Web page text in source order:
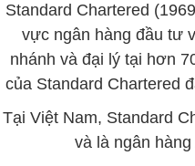
Standard Chartered
vực ngân hàng đầu tư
nhánh và đại lý tại hơn
của Standard Chartered
Tại Việt Nam, Standard
và là ngân